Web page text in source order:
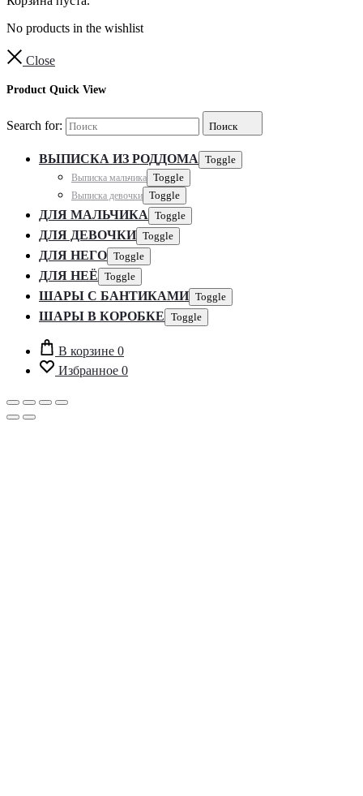
No products in the wishlist
Close
Product Quick View
Search for: Поиск
ВЫПИСКА ИЗ РОДДОМА Toggle
Выписка мальчика Toggle
Выписка девочки Toggle
ДЛЯ МАЛЬЧИКА Toggle
ДЛЯ ДЕВОЧКИ Toggle
ДЛЯ НЕГО Toggle
ДЛЯ НЕЁ Toggle
ШАРЫ С БАНТИКАМИ Toggle
ШАРЫ В КОРОБКЕ Toggle
В корзине 0
Избранное 0